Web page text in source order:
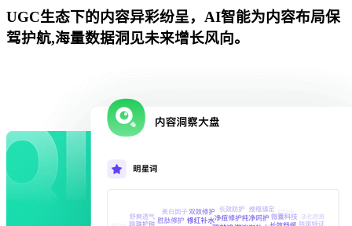
UGC生态下的内容异彩纷呈，AI智能为内容布局保
驾护航,海量数据洞见未来增长风向。